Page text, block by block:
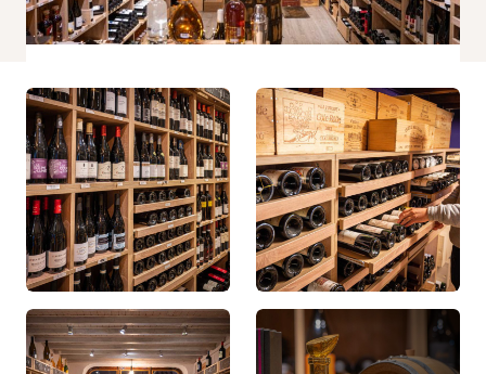
Statistiques
Afin que
améliorer la
fonctionnalité
et la
structure du
site Web, en
fonction de la
façon dont le
site Web est
utilisé.
Experience
Afin que notre